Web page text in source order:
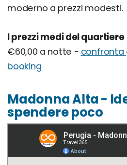
moderno a prezzi modesti.
I prezzi medi del quartiere
€60,00 a notte - confronta
booking
Madonna Alta -
spendere poco